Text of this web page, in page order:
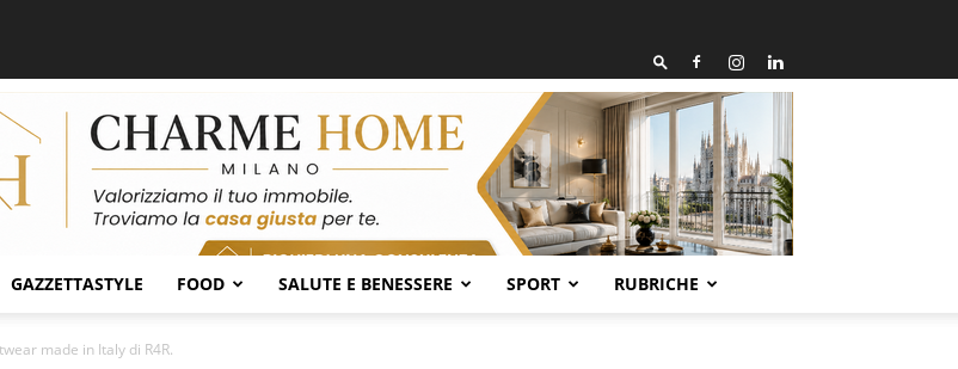
GAZZETTASTYLE FOOD SALUTE E BENESSERE SPORT RUBRICHE
made in Italy di R4R.